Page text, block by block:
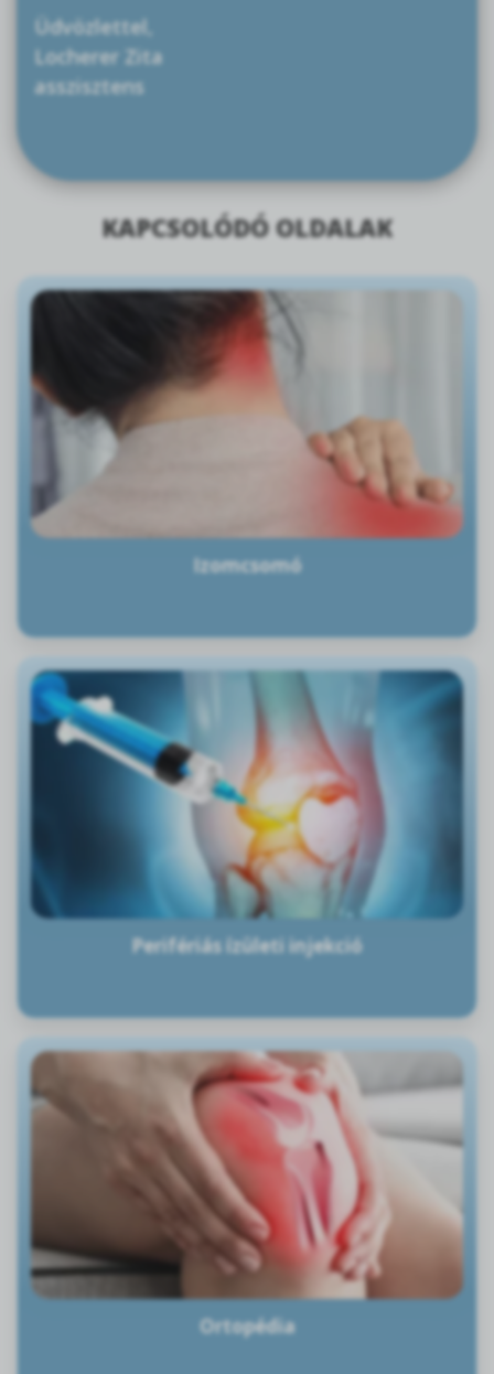
Üdvözlettel,
Locherer Zita
asszisztens
KAPCSOLÓDÓ OLDALAK
Izomcsomó
Perifériás ízületi injekció
Ortopédia